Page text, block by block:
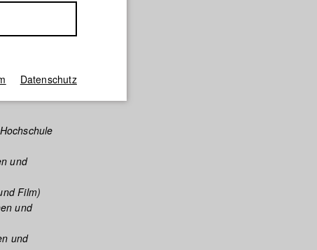
und
Film)
und
und
Datenschutz